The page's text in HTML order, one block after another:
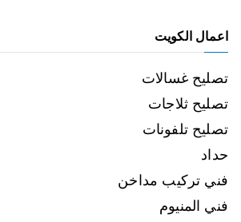
اعمال الكويت
تصليح غسالات
تصليح ثلاجات
تصليح تلفونات
حداد
فني تركيب مداخن
فني المنيوم